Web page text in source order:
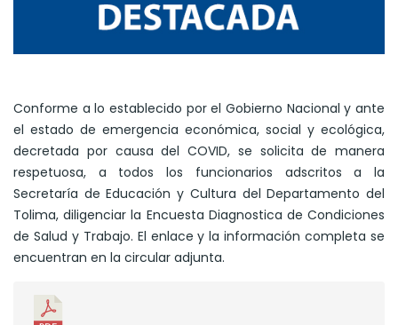
Conforme a lo establecido por el Gobierno Nacional y ante
el estado de emergencia económica, social y ecológica,
decretada por causa del COVID, se solicita de manera
respetuosa, a todos los funcionarios adscritos a la
Secretaría de Educación y Cultura del Departamento del
Tolima, diligenciar la Encuesta Diagnostica de Condiciones
de Salud y Trabajo. El enlace y la información completa se
encuentran en la circular adjunta.